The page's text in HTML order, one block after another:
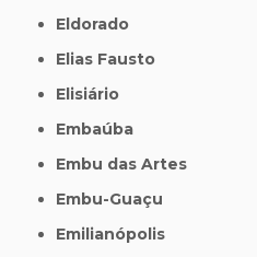
Eldorado
Elias Fausto
Elisiário
Embaúba
Embu das Artes
Embu-Guaçu
Emilianópolis